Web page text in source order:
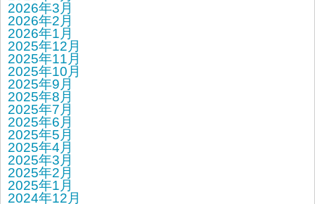
2026年3月
2026年2月
2026年1月
2025年12月
2025年11月
2025年10月
2025年9月
2025年8月
2025年7月
2025年6月
2025年5月
2025年4月
2025年3月
2025年2月
2025年1月
2024年12月